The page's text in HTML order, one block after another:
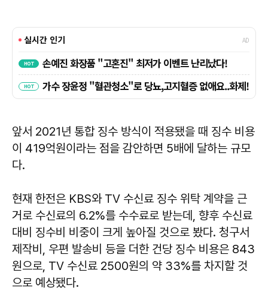
앞서 2021년 통합 징수 방식이 적용됐을 때 징수 비용
이 419억원이라는 점을 감안하면 5배에 달하는 규모
다.
현재 한전은 KBS와 TV 수신료 징수 위탁 계약을 근
거로 수신료의 6.2%를 수수료로 받는데, 향후 수신료
대비 징수비 비중이 크게 높아질 것으로 봤다. 청구서
제작비, 우편 발송비 등을 더한 건당 징수 비용은 843
원으로, TV 수신료 2500원의 약 33%를 차지할 것
으로 예상됐다.